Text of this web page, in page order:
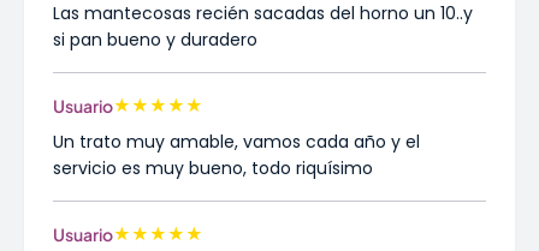
Las mantecosas recién sacadas del horno un 10..y
si pan bueno y duradero
Usuario★★★★★
Un trato muy amable, vamos cada año y el
servicio es muy bueno, todo riquísimo
Usuario★★★★★